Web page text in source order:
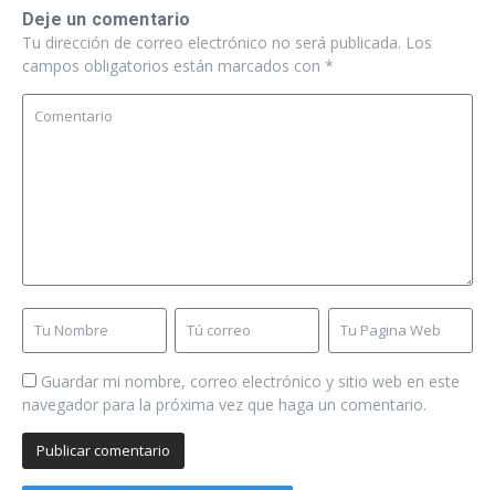
Deje un comentario
Tu dirección de correo electrónico no será publicada. Los
campos obligatorios están marcados con *
Guardar mi nombre, correo electrónico y sitio web en este
navegador para la próxima vez que haga un comentario.